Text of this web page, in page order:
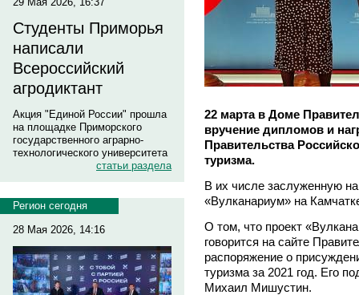
Студенты Приморья
написали
Всероссийский
агродиктант
Акция "Единой России" прошла
на площадке Приморского
государственного аграрно-
технологического университета
статьи раздела
Регион сегодня
28 Мая 2026, 14:16
22 марта в Доме
вручение дипломов и
Правительства
туризма.
В их числе заслуженную
«Вулканариум» на
О том, что проект
говорится на сайте
распоряжение о
туризма за 2021 год. Его
Михаил Мишустин.